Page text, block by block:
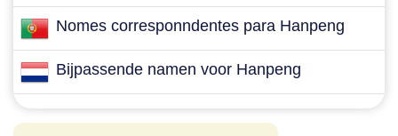
Nomes corresponndentes para Hanpeng
Bijpassende namen voor Hanpeng